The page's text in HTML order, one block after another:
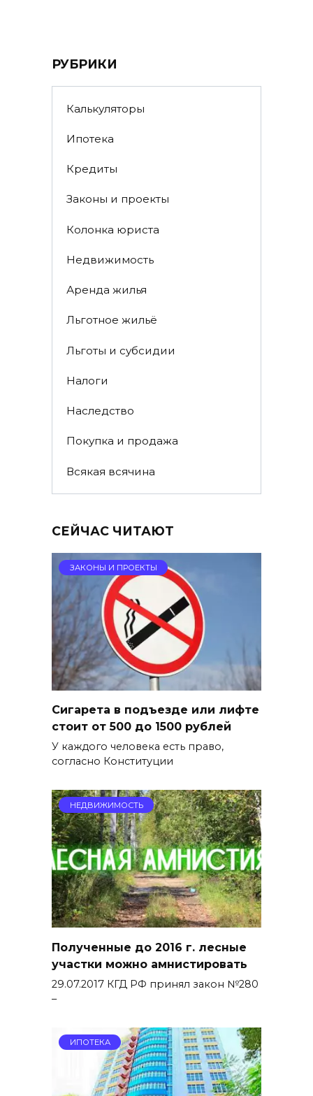
РУБРИКИ
Калькуляторы
Ипотека
Кредиты
Законы и проекты
Колонка юриста
Недвижимость
Аренда жилья
Льготное жильё
Льготы и субсидии
Налоги
Наследство
Покупка и продажа
Всякая всячина
СЕЙЧАС ЧИТАЮТ
ЗАКОНЫ И ПРОЕКТЫ
Сигарета в подъезде или лифте
стоит от 500 до 1500 рублей
У каждого человека есть право,
согласно Конституции
НЕДВИЖИМОСТЬ
Полученные до 2016 г. лесные
участки можно амнистировать
29.07.2017 КГД РФ принял закон №280
–
ИПОТЕКА